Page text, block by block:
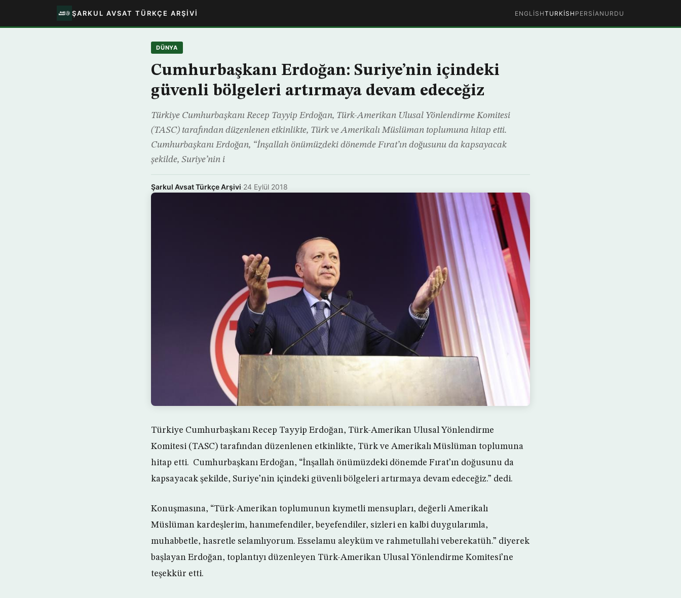
ŞARKUL AVSAT TÜRKÇE ARŞIVI ENGLISHTURKISH PERSIAN URDU
DÜNYA
Cumhurbaşkanı Erdoğan: Suriye’nin içindeki
güvenli bölgeleri artırmaya devam edeceğiz
Türkiye Cumhurbaşkanı Recep Tayyip Erdoğan, Türk-Amerikan Ulusal Yönlendirme Komitesi
(TASC) tarafından düzenlenen etkinlikte, Türk ve Amerikalı Müslüman toplumuna hitap etti.
Cumhurbaşkanı Erdoğan, “İnşallah önümüzdeki dönemde Fırat’ın doğusunu da kapsayacak
şekilde, Suriye’nin i
Şarkul Avsat Türkçe Arşivi·24 Eylül 2018
Türkiye Cumhurbaşkanı Recep Tayyip Erdoğan, Türk-Amerikan Ulusal Yönlendirme
Komitesi (TASC) tarafından düzenlenen etkinlikte, Türk ve Amerikalı Müslüman toplumuna
hitap etti. Cumhurbaşkanı Erdoğan, “İnşallah önümüzdeki dönemde Fırat’ın doğusunu da
kapsayacak şekilde, Suriye’nin içindeki güvenli bölgeleri artırmaya devam edeceğiz.” dedi.
Konuşmasına, “Türk-Amerikan toplumunun kıymetli mensupları, değerli Amerikalı
Müslüman kardeşlerim, hanımefendiler, beyefendiler, sizleri en kalbi duygularımla,
muhabbetle, hasretle selamlıyorum. Esselamu aleyküm ve rahmetullahi veberekatüh.” diyerek
başlayan Erdoğan, toplantıyı düzenleyen Türk-Amerikan Ulusal Yönlendirme Komitesi’ne
teşekkür etti.